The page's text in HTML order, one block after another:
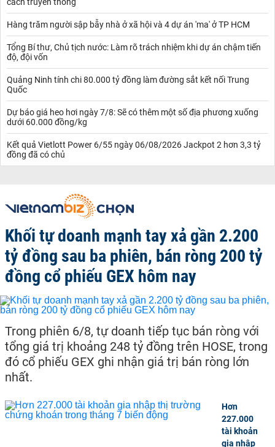
Hàng trăm người sập bẫy nhà ở xã hội và 4 dự án 'ma' ở TP HCM
Tổng Bí thư, Chủ tịch nước: Làm rõ trách nhiệm khi dự án chậm tiến
độ, đội vốn
Quảng Ninh tính chi 80.000 tỷ đồng làm đường sắt kết nối Trung
Quốc
Dự báo giá heo hơi ngày 7/8: Sẽ có thêm một số địa phương xuống
dưới 60.000 đồng/kg
Kết quả Vietlott Power 6/55 ngày 06/08/2026 Jackpot 2 hơn 3,3 tỷ
đồng đã có chủ
Khối tự doanh mạnh tay xả gần 2.200
tỷ đồng sau ba phiên, bán ròng 200 tỷ
đồng cổ phiếu GEX hôm nay
Trong phiên 6/8, tự doanh tiếp tục bán ròng với
tổng giá trị khoảng 248 tỷ đồng trên HOSE, trong
đó cổ phiếu GEX ghi nhận giá trị bán ròng lớn
nhất.
Hơn
227.000
tài khoản
gia nhập